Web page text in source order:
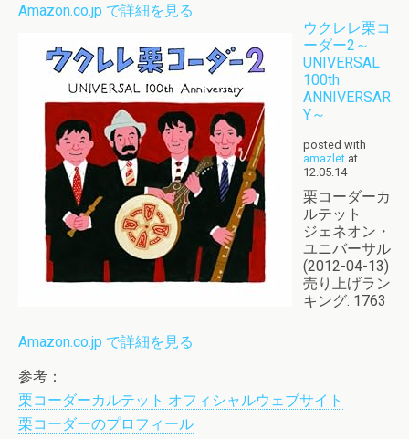
Amazon.co.jp で詳細を見る
ウクレレ栗コ
ーダー2～
UNIVERSAL
100th
ANNIVERSAR
Y～
posted with
amazlet at
12.05.14
栗コーダーカ
ルテット
ジェネオン・
ユニバーサル
(2012-04-13)
売り上げラン
キング: 1763
Amazon.co.jp で詳細を見る
参考：
栗コーダーカルテット オフィシャルウェブサイト
栗コーダーのプロフィール